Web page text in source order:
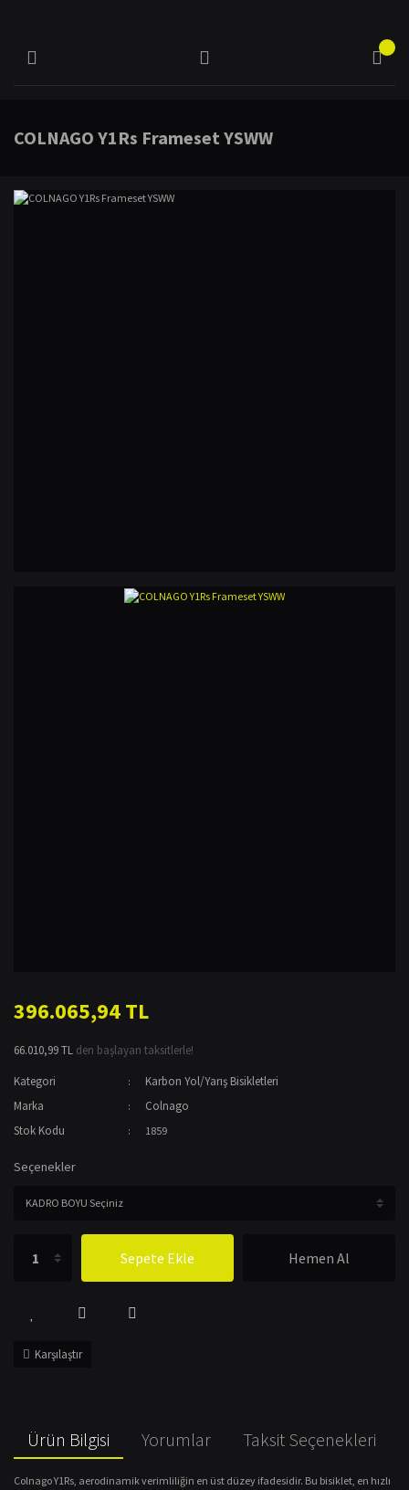
COLNAGO Y1Rs Frameset YSWW
396.065,94 TL
66.010,99 TL den başlayan taksitlerle!
Kategori
Karbon Yol/Yarış Bisikletleri
Marka
Colnago
Stok Kodu
1859
Seçenekler
Sepete Ekle Hemen Al
Karşılaştır
Ürün Bilgisi Yorumlar Taksit Seçenekleri
Colnago Y1Rs, aerodinamik verimliliğin en üst düzey ifadesidir. Bu bisiklet, en hızlı